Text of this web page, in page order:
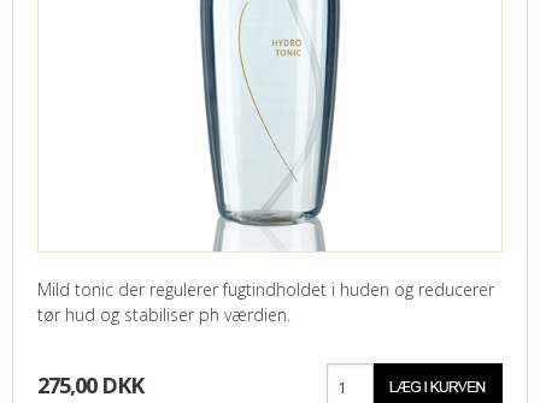
Mild tonic der regulerer fugtindholdet i huden og reducerer
tør hud og stabiliser ph værdien.
275,00 DKK